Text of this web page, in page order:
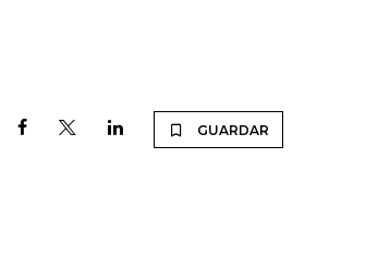
GUARDAR